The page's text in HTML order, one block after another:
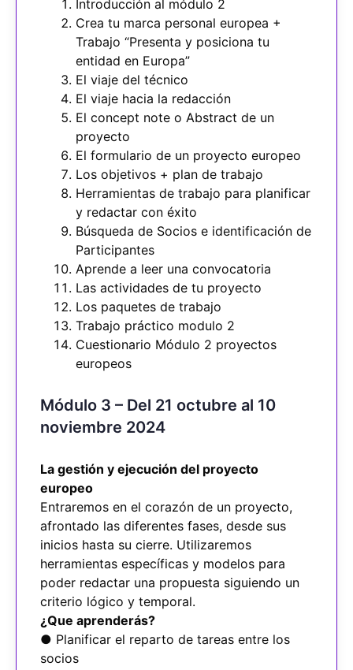
Introducción al módulo 2
Crea tu marca personal europea +
Trabajo “Presenta y posiciona tu
entidad en Europa”
El viaje del técnico
El viaje hacia la redacción
El concept note o Abstract de un
proyecto
El formulario de un proyecto europeo
Los objetivos + plan de trabajo
Herramientas de trabajo para planificar
y redactar con éxito
Búsqueda de Socios e identificación de
Participantes
Aprende a leer una convocatoria
Las actividades de tu proyecto
Los paquetes de trabajo
Trabajo práctico modulo 2
Cuestionario Módulo 2 proyectos
europeos
Módulo 3 – Del 21 octubre al 10
noviembre 2024
La gestión y ejecución del proyecto
europeo
Entraremos en el corazón de un proyecto,
afrontado las diferentes fases, desde sus
inicios hasta su cierre. Utilizaremos
herramientas específicas y modelos para
poder redactar una propuesta siguiendo un
criterio lógico y temporal.
¿Que aprenderás?
● Planificar el reparto de tareas entre los
socios